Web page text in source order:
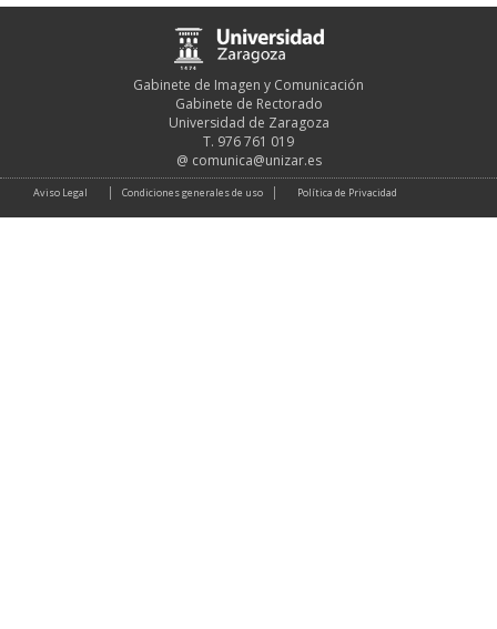
Gabinete de Imagen y Comunicación
Gabinete de Rectorado
Universidad de Zaragoza
T. 976 761 019
@ comunica@unizar.es
Aviso Legal Condiciones generales de uso Política de Privacidad